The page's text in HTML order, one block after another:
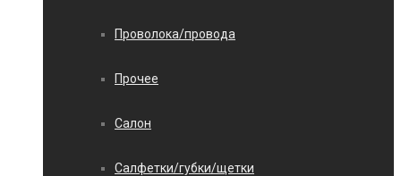
Проволока/провода
Прочее
Салон
Салфетки/губки/щетки